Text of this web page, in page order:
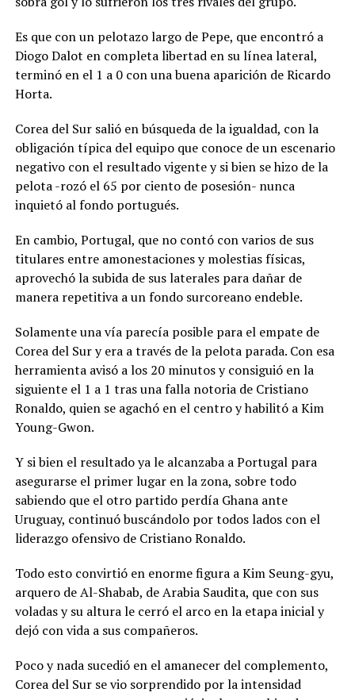
Es que con un pelotazo largo de Pepe, que encontró a
Diogo Dalot en completa libertad en su línea lateral,
terminó en el 1 a 0 con una buena aparición de Ricardo
Horta.
Corea del Sur salió en búsqueda de la igualdad, con la
obligación típica del equipo que conoce de un escenario
negativo con el resultado vigente y si bien se hizo de la
pelota -rozó el 65 por ciento de posesión- nunca
inquietó al fondo portugués.
En cambio, Portugal, que no contó con varios de sus
titulares entre amonestaciones y molestias físicas,
aprovechó la subida de sus laterales para dañar de
manera repetitiva a un fondo surcoreano endeble.
Solamente una vía parecía posible para el empate de
Corea del Sur y era a través de la pelota parada. Con esa
herramienta avisó a los 20 minutos y consiguió en la
siguiente el 1 a 1 tras una falla notoria de Cristiano
Ronaldo, quien se agachó en el centro y habilitó a Kim
Young-Gwon.
Y si bien el resultado ya le alcanzaba a Portugal para
asegurarse el primer lugar en la zona, sobre todo
sabiendo que el otro partido perdía Ghana ante
Uruguay, continuó buscándolo por todos lados con el
liderazgo ofensivo de Cristiano Ronaldo.
Todo esto convirtió en enorme figura a Kim Seung-gyu,
arquero de Al-Shabab, de Arabia Saudita, que con sus
voladas y su altura le cerró el arco en la etapa inicial y
dejó con vida a sus compañeros.
Poco y nada sucedió en el amanecer del complemento,
Corea del Sur se vio sorprendido por la intensidad